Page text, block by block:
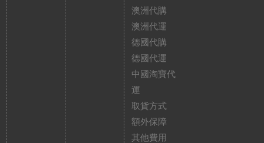
澳洲代購
澳洲代運
德國代購
德國代運
中國淘寶代
運
取貨方式
額外保障
其他費用